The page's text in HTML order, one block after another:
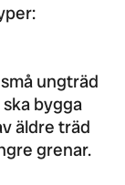
ungträd
bygga
äldre träd
grenar.